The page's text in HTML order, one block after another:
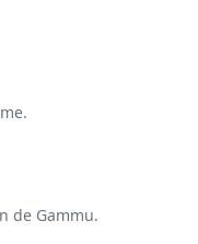
de Gammu.